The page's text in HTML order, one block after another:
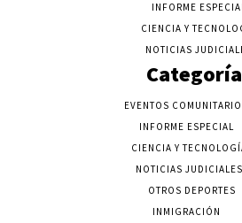
INFORME
CIENCIA Y
NOTICIAS
EVENTOS
INFORME ESPECIAL
CIENCIA Y
NOTICIAS JUDICIALES
OTROS DEPORTES
INMIGRACIÓN